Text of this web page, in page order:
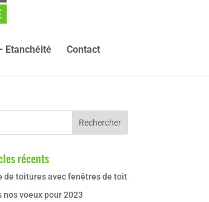
Etanchéité Contact
récents
de toitures avec fenêtres de toit
nos voeux pour 2023